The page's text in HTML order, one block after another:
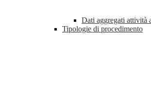
Dati aggregati attività
Tipologie di procedimento